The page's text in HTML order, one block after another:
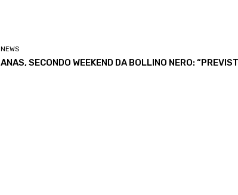
NEWS
ANAS, SECONDO WEEKEND DA BOLLINO NERO: